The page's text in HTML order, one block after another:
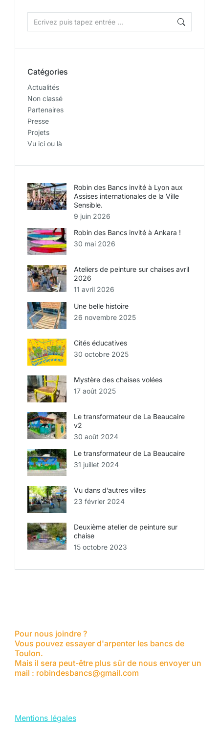
Catégories
Actualités
Non classé
Partenaires
Presse
Projets
Vu ici ou là
Robin des Bancs invité à Lyon aux
Assises internationales de la Ville
Sensible.
9 juin 2026
Robin des Bancs invité à Ankara !
30 mai 2026
Ateliers de peinture sur chaises avril
2026
11 avril 2026
Une belle histoire
26 novembre 2025
Cités éducatives
30 octobre 2025
Mystère des chaises volées
17 août 2025
Le transformateur de La Beaucaire
v2
30 août 2024
Le transformateur de La Beaucaire
31 juillet 2024
Vu dans d’autres villes
23 février 2024
Deuxième atelier de peinture sur
chaise
15 octobre 2023
Pour nous joindre ?
Vous pouvez essayer d'arpenter les bancs de
Toulon.
Mais il sera peut-être plus sûr de nous envoyer un
mail : robindesbancs@gmail.com
Mentions légales